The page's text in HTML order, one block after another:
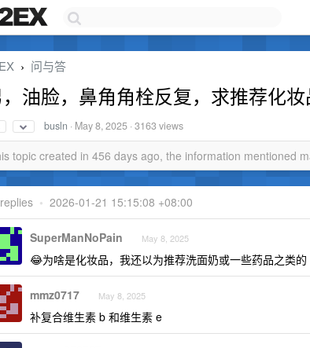
› 问与答
油脸，鼻角角栓反复，求推荐化妆
busln · May 8, 2025 · 3163 views
topic created in 456 days ago, the information mentioned
• 2026-01-21 15:15:08 +08:00
SuperManNoPain May 8, 2025
😂为啥是化妆品，我还以为推荐洗面奶或一些药品之类的
mmz0717 May 8, 2025
补复合维生素 b 和维生素 e